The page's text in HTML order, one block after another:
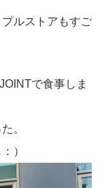
ルストアもすご
で食事しま
。
）